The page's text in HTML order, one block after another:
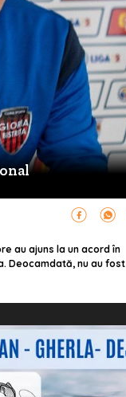
au ajuns la un acord în
Deocamdată, nu au fost